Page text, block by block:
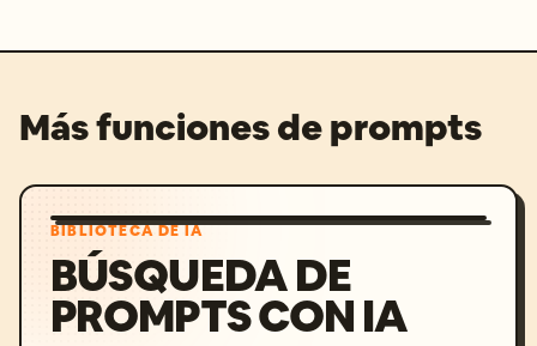
Más funciones de prompts
BIBLIOTECA DE IA
BÚSQUEDA DE
PROMPTS CON IA